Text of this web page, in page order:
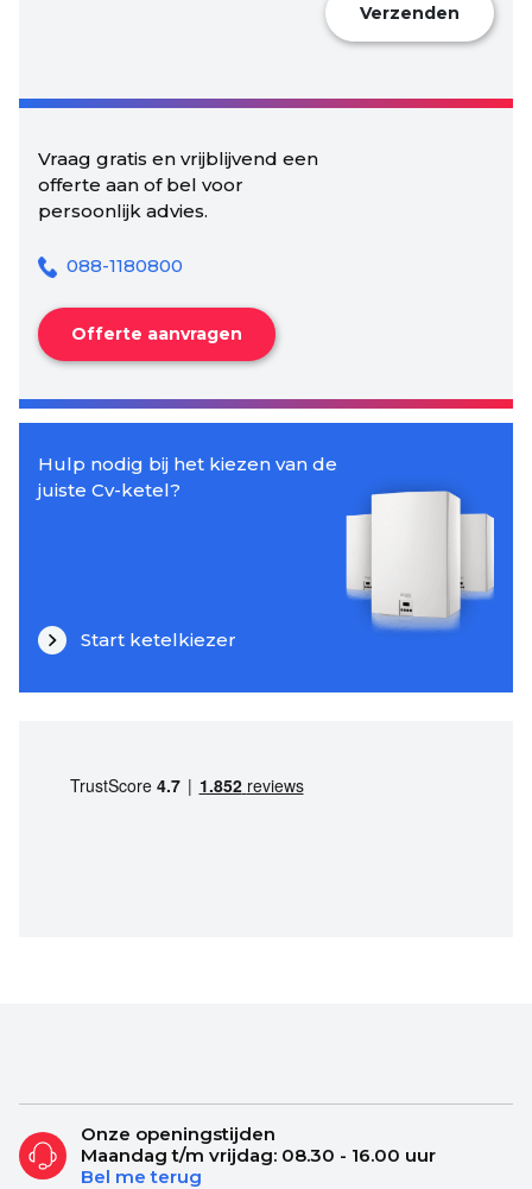
Verzenden
Vraag gratis en vrijblijvend een
offerte aan of bel voor
persoonlijk advies.
088-1180800
Offerte aanvragen
Hulp nodig bij het kiezen van de
juiste Cv-ketel?
Start ketelkiezer
Onze openingstijden
Maandag t/m vrijdag: 08.30 - 16.00 uur
Bel me terug